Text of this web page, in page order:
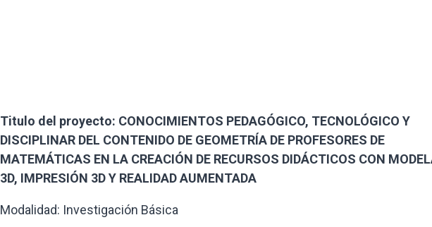
Titulo del proyecto: CONOCIMIENTOS PEDAGÓGICO, TECNOLÓGICO Y
DISCIPLINAR DEL CONTENIDO DE GEOMETRÍA DE PROFESORES DE
MATEMÁTICAS EN LA CREACIÓN DE RECURSOS DIDÁCTICOS CON
3D, IMPRESIÓN 3D Y REALIDAD AUMENTADA
Modalidad: Investigación Básica